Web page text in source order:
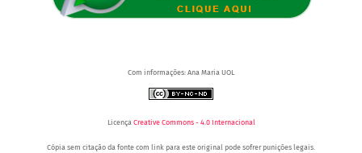
Com informações: Ana Maria UOL
Licença Creative Commons - 4.0 Internacional
Cópia sem citação da fonte com link para este original pode sofrer punições legais.